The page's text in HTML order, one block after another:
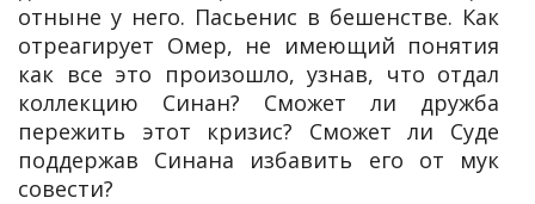
отныне у него. Пасьенис в бешенстве. Как
отреагирует Омер, не имеющий понятия
как все это произошло, узнав, что отдал
коллекцию Синан? Сможет ли дружба
пережить этот кризис? Сможет ли Суде
поддержав Синана избавить его от мук
совести?